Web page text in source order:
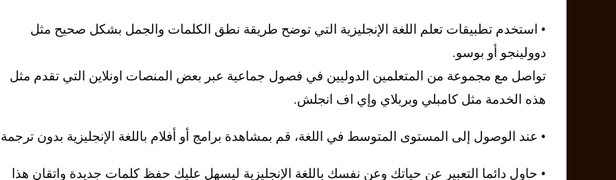
• استخدم تطبيقات تعلم اللغة الإنجليزية التي توضح طريقة نطق الكلمات والجمل بشكل صحيح مثل
دوولينجو أو بوسو.
تواصل مع مجموعة من المتعلمين الدوليين في فصول جماعية عبر بعض المنصات اونلاين التي تقدم مثل
هذه الخدمة مثل كامبلي وبربلاي وإي اف انجلش.
• عند الوصول إلى المستوى المتوسط في اللغة، قم بمشاهدة برامج أو أفلام باللغة الإنجليزية بدون
• حاول دائما التعبير عن حياتك وعن نفسك باللغة الإنجليزية ليسهل عليك حفظ كلمات جديدة واتقان هذا